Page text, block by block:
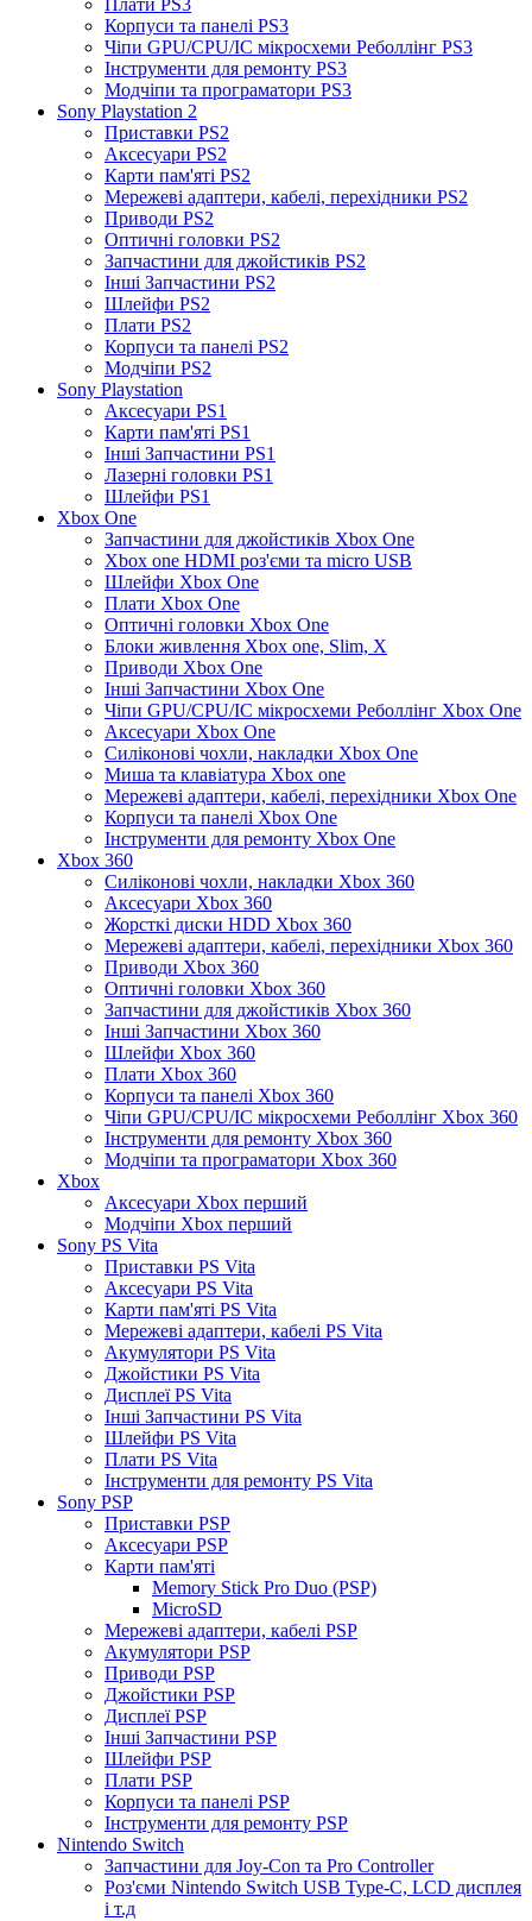
Корпуси та панелі PS3
Чіпи GPU/CPU/IC мікросхеми Реболлінг PS3
Інструменти для ремонту PS3
Модчіпи та програматори PS3
Sony Playstation 2
Приставки PS2
Аксесуари PS2
Карти пам'яті PS2
Мережеві адаптери, кабелі, перехідники PS2
Приводи PS2
Оптичні головки PS2
Запчастини для джойстиків PS2
Інші Запчастини PS2
Шлейфи PS2
Плати PS2
Корпуси та панелі PS2
Модчіпи PS2
Sony Playstation
Аксесуари PS1
Карти пам'яті PS1
Інші Запчастини PS1
Лазерні головки PS1
Шлейфи PS1
Xbox One
Запчастини для джойстиків Xbox One
Xbox one HDMI роз'єми та micro USB
Шлейфи Xbox One
Плати Xbox One
Оптичні головки Xbox One
Блоки живлення Xbox one, Slim, X
Приводи Xbox One
Інші Запчастини Xbox One
Чіпи GPU/CPU/IC мікросхеми Реболлінг Xbox One
Аксесуари Xbox One
Силіконові чохли, накладки Xbox One
Миша та клавіатура Xbox one
Мережеві адаптери, кабелі, перехідники Xbox One
Корпуси та панелі Xbox One
Інструменти для ремонту Xbox One
Xbox 360
Силіконові чохли, накладки Xbox 360
Аксесуари Xbox 360
Жорсткі диски HDD Xbox 360
Мережеві адаптери, кабелі, перехідники Xbox 360
Приводи Xbox 360
Оптичні головки Xbox 360
Запчастини для джойстиків Xbox 360
Інші Запчастини Xbox 360
Шлейфи Xbox 360
Плати Xbox 360
Корпуси та панелі Xbox 360
Чіпи GPU/CPU/IC мікросхеми Реболлінг Xbox 360
Інструменти для ремонту Xbox 360
Модчіпи та програматори Xbox 360
Xbox
Аксесуари Xbox перший
Модчіпи Xbox перший
Sony PS Vita
Приставки PS Vita
Аксесуари PS Vita
Карти пам'яті PS Vita
Мережеві адаптери, кабелі PS Vita
Акумулятори PS Vita
Джойстики PS Vita
Дисплеї PS Vita
Інші Запчастини PS Vita
Шлейфи PS Vita
Плати PS Vita
Інструменти для ремонту PS Vita
Sony PSP
Приставки PSP
Аксесуари PSP
Карти пам'яті
Memory Stick Pro Duo (PSP)
MicroSD
Мережеві адаптери, кабелі PSP
Акумулятори PSP
Приводи PSP
Джойстики PSP
Дисплеї PSP
Інші Запчастини PSP
Шлейфи PSP
Плати PSP
Корпуси та панелі PSP
Інструменти для ремонту PSP
Nintendo Switch
Запчастини для Joy-Con та Pro Controller
Роз'єми Nintendo Switch USB Type-C, LCD дисплея
і т.д